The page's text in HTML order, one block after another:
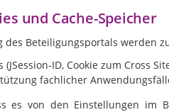
und Cache-Speicher
des Beteiligungsportals werden
ID, Cookie zum Cross
fachlicher
es von den Einstellungen im